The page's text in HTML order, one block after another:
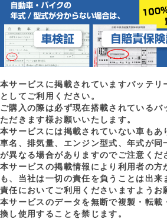
本サービスに掲載されていますバッテリ
としてご利用ください。
ご購入の際は必ず現在搭載されているバ
ただきます様お願いいたします。
本サービスには掲載されていない車もあ
車名、排気量、エンジン型式、年式が同
が異なる場合がありますのでご注意くだ
本サービスの掲載情報により利用者の方
も、当社は一切の責任を負うことは出来
責任においてご利用くださいますようお
本サービスのデータを無断で複製・転載
換し使用することを禁じます。